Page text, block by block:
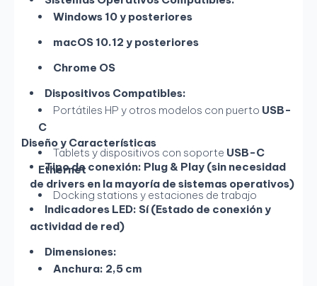
Windows 10 y posteriores
macOS 10.12 y posteriores
Chrome OS
Dispositivos Compatibles:
Portátiles HP y otros modelos con puerto USB-
C
Tablets y dispositivos con soporte USB-C
Ethernet
Docking stations y estaciones de trabajo
Diseño y Características
Tipo de conexión: Plug & Play (sin necesidad
de drivers en la mayoría de sistemas operativos)
Indicadores LED: Sí (Estado de conexión y
actividad de red)
Dimensiones:
Anchura: 2,5 cm